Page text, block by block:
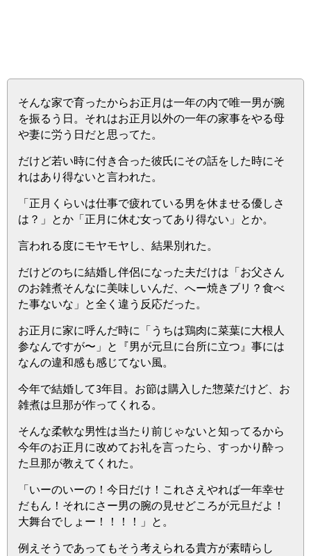
そんな家で育ったからお正月は一年の内で唯一男が腕
を振るう日。それはお正月以外の一年の家事をやる母
や妻に労う日だと思ってた。
だけど若い時に付き合った彼氏にその話をした時にそ
れはあり得ないと言われた。
「正月くらいは仕事で疲れている男を休ませる優しさ
は？」とか「正月に休む女ってあり得ない」とか。
言われる度にモヤモヤし、結果別れた。
だけどのちに結婚し伴侶になった夫だけは「お父さん
のお雑煮そんなに美味しいんだ、へー焼きブリ？食べ
た事ないな」と全く違う反応だった。
お正月に家に呼んだ時に「うちは鶏肉に菜葉に大根人
参なんですが〜」と『男が元旦に台所に立つ』事には
なんの違和感も感じてない風。
今年で結婚して3年目。お節は購入した惣菜だけど、お
雑煮は旦那が作ってくれる。
そんな柔軟な男性は当たり前じゃないと知ってるから
今年のお正月に改めてお礼を言ったら、すっかり酔っ
た旦那が教えてくれた。
「いーのいーの！今日だけ！これさえやれば一年幸せ
だもん！それにさー男の腕の見せどころが元旦だよ！
大舞台でしょー！！！！」と。
例えそうであってもそう考えられる貴方が素晴らし